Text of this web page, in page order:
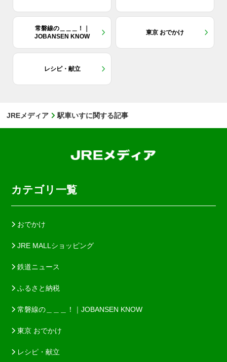
常磐線の＿＿＿！｜
JOBANSEN KNOW
東京 おでかけ
レシピ・献立
JREメディア 駅車いすに関する記事
カテゴリ一覧
おでかけ
JRE MALLショッピング
鉄道ニュース
ふるさと納税
常磐線の＿＿＿！｜JOBANSEN KNOW
東京 おでかけ
レシピ・献立